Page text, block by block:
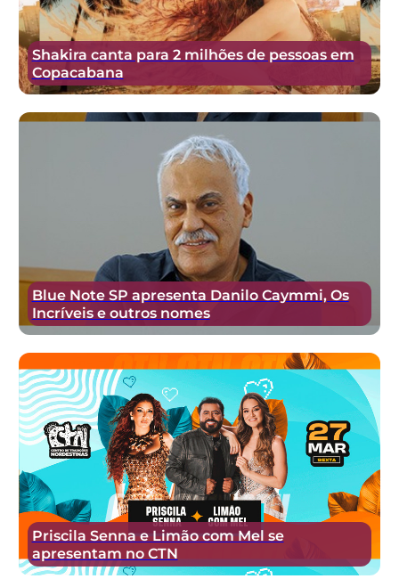
Shakira canta para 2 milhões de pessoas em
Copacabana
Blue Note SP apresenta Danilo Caymmi, Os
Incríveis e outros nomes
Priscila Senna e Limão com Mel se
apresentam no CTN